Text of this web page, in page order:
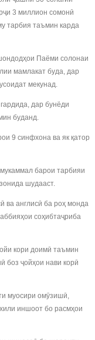
3 миллион сомонӣ
тарбия таъмин карда
Паёми солонаи
мамлакат буда, дар
мекунад.
дар бунёди
буданд.
9 синфхона ва як қатор
барои тарбияи
шудааст.
ва англисӣ ба роҳ монда
соҳибтаҷриба
кори доимӣ таъмин
боз ҷойҳои нави корӣ
муосири омӯзишӣ,
иншоот бо расмҳои